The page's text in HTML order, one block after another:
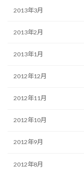
2013年3月
2013年2月
2013年1月
2012年12月
2012年11月
2012年10月
2012年9月
2012年8月